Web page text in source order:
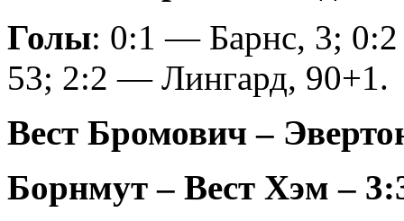
Голы: 0:1 — Барнс, 3;
53; 2:2 — Лингард, 90+1.
Вест Бромович –
Борнмут – Вест Хэм –